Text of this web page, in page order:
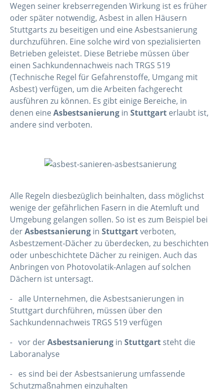
Wegen seiner krebserregenden Wirkung ist es früher
oder später notwendig, Asbest in allen Häusern
Stuttgarts zu beseitigen und eine Asbestsanierung
durchzuführen. Eine solche wird von spezialisierten
Betrieben geleistet. Diese Betriebe müssen über
einen Sachkundennachweis nach TRGS 519
(Technische Regel für Gefahrenstoffe, Umgang mit
Asbest) verfügen, um die Arbeiten fachgerecht
ausführen zu können. Es gibt einige Bereiche, in
denen eine Asbestsanierung in Stuttgart erlaubt ist,
andere sind verboten.
Alle Regeln diesbezüglich beinhalten, dass möglichst
wenige der gefährlichen Fasern in die Atemluft und
Umgebung gelangen sollen. So ist es zum Beispiel bei
derAsbestsanierung in Stuttgartverboten,
Asbestzement-Dächer zu überdecken, zu beschichten
oder unbeschichtete Dächer zu reinigen. Auch das
Anbringen von Photovolatik-Anlagen auf solchen
Dächern ist untersagt.
- alle Unternehmen, die Asbestsanierungen in
Stuttgart durchführen, müssen über den
Sachkundennachweis TRGS 519 verfügen
- vor derAsbestsanierung in Stuttgart steht die
Laboranalyse
- es sind bei der Asbestsanierung umfassende
Schutzmaßnahmen einzuhalten